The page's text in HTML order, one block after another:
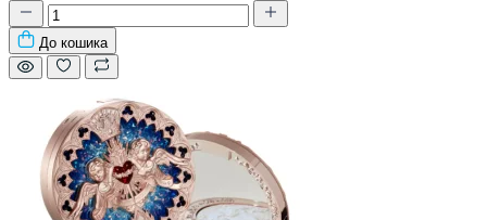
До кошика